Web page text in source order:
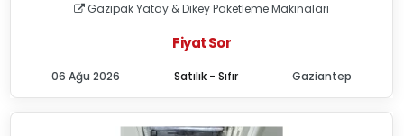
Gazipak Yatay & Dikey Paketleme Makinaları
Fiyat Sor
Satılık - Sıfır
06 Ağu 2026 Gaziantep